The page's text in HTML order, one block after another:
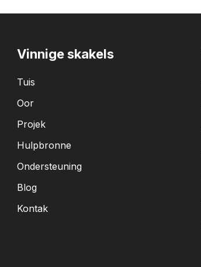
Vinnige skakels
Tuis
Oor
Projek
Hulpbronne
Ondersteuning
Blog
Kontak